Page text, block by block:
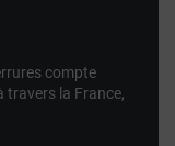
compte
travers la France,